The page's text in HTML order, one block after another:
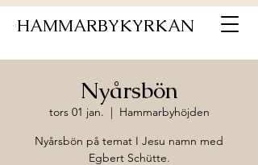
HAMMARBYKYRKAN
Nyårsbön
tors 01 jan.
  |
Hammarbyhöjden
Nyårsbön på temat I Jesu namn med